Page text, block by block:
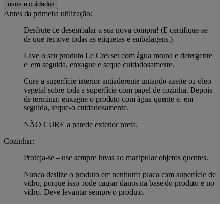
usos e cuidados
Antes da primeira utilização:
Desfrute de desembalar a sua nova compra! (E certifique-se
de que remove todas as etiquetas e embalagens.)
Lave o seu produto Le Creuset com água morna e detergente
e, em seguida, enxague e seque cuidadosamente.
Cure a superfície interior antiaderente untando azeite ou óleo
vegetal sobre toda a superfície com papel de cozinha. Depois
de terminar, enxague o produto com água quente e, em
seguida, seque-o cuidadosamente.
NÃO CURE a parede exterior preta.
Cozinhar:
Proteja-se – use sempre luvas ao manipular objetos quentes.
Nunca deslize o produto em nenhuma placa com superfície de
vidro, porque isso pode causar danos na base do produto e no
vidro. Deve levantar sempre o produto.